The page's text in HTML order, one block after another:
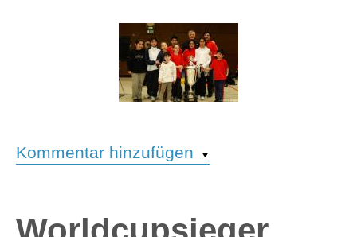
Kommentar hinzufügen